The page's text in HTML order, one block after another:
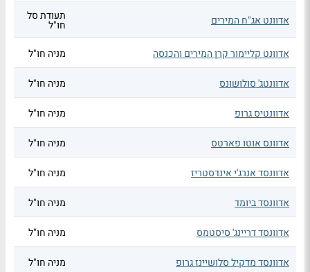
אדוונט אג"ח המירים תעודת סל
חו"ל
אדוונט קליימור קרן המירים והכנסה
מניה חו"ל
אדוונטג' סולושונס מניה חו"ל
אדוונטיס גרופ מניה חו"ל
אדוונס אוטו פארטס מניה חו"ל
אדוונסד אנרג'י אינדסטריז מניה חו"ל
אדוונסד ביומד מניה חו"ל
אדוונסד דריינג' סיסטמס מניה חו"ל
אדוונסד מדקיל סלושיינז גרופ מניה חו"ל